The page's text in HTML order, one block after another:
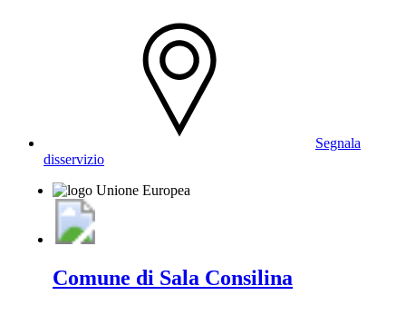
Segnala
disservizio
Comune di Sala Consilina